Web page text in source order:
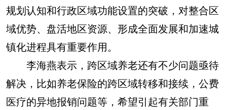
规划认知和行政区域功能设置的突破，对整合区
域优势、盘活地区资源、形成全面发展和加速城
镇化进程具有重要作用。
李海燕表示，跨区域养老还有不少问题亟待
解决，比如养老保险的跨区域转移和接续，公费
医疗的异地报销问题等，希望引起有关部门重